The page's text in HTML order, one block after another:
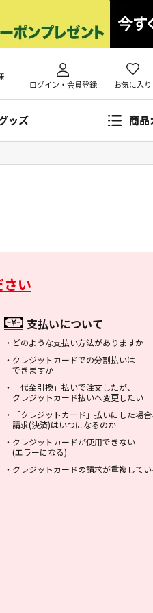
ログイン・会員登録 お気に入り
ッズ 商品
い
支払いについて
・ どのような支払い方法がありますか
・ クレジットカードでの分割払いは
できますか
・
「代金引換」払いで注文したが、
クレジットカード払いへ変更したい
・
「クレジットカード」払いにした場合
請求(決済)はいつになるのか
・ クレジットカードが使用できない
(エラーになる)
・ クレジットカードの請求が重複してい